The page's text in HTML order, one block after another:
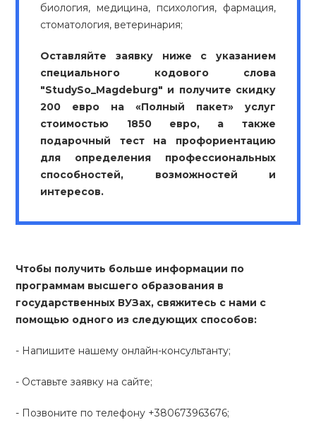
биология, медицина, психология, фармация,
стоматология, ветеринария;
Оставляйте заявку ниже с указанием
специального кодового слова
"StudySo_Magdeburg" и получите скидку
200 евро на «Полный пакет» услуг
стоимостью 1850 евро, а также
подарочный тест на профориентацию
для определения профессиональных
способностей, возможностей и
интересов.
Чтобы получить больше информации по
программам высшего образования в
государственных ВУЗах, свяжитесь с нами с
помощью одного из следующих способов:
- Напишите нашему онлайн-консультанту;
- Оставьте заявку на сайте;
- Позвоните по телефону +380673963676;